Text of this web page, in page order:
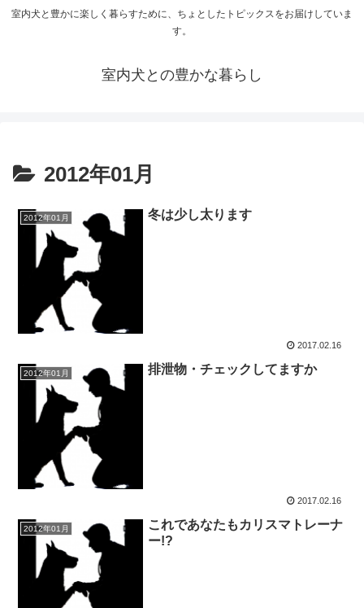
室内犬と豊かに楽しく暮らすために、ちょとしたトピックスをお届けしていま
す。
室内犬との豊かな暮らし
2012年01月
2012年01月 冬は少し太ります
2017.02.16
2012年01月 排泄物・チェックしてますか
2017.02.16
2012年01月
これであなたもカリスマトレーナ
ー!?